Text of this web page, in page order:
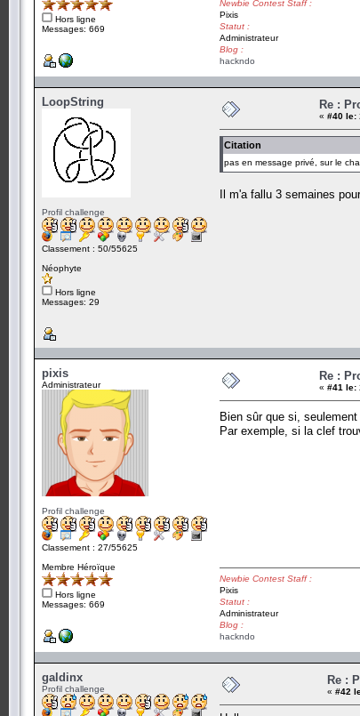
Hors ligne
Messages: 669
Newbie Contest Staff :
Pixis
Statut :
Administrateur
Blog :
hackndo
LoopString
Profil challenge
Classement : 50/55625
Néophyte
Hors ligne
Messages: 29
Re :
« #40 le:
Citation
pas en message privé, sur le
Il m'a fallu 3 semaines
pixis
Administrateur
Profil challenge
Classement : 27/55625
Membre Héroïque
Hors ligne
Messages: 669
Re :
« #41 le:
Bien sûr que si,
Par exemple, si la clef
Newbie Contest Staff :
Pixis
Statut :
Administrateur
Blog :
hackndo
galdinx
Profil challenge
Re :
« #42